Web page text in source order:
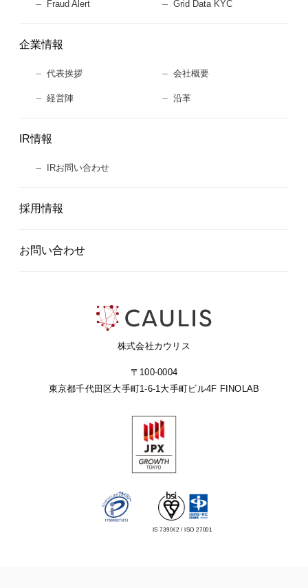
株式会社カウリス
〒100-0004
東京都千代田区大手町1-6-1大手町ビル4F FINOLAB
Fraud Alert Grid Data KYC
企業情報
代表挨拶 会社概要
経営陣 沿革
IR情報
IRお問い合わせ
採用情報
お問い合わせ
IS 739062 / ISO 27001